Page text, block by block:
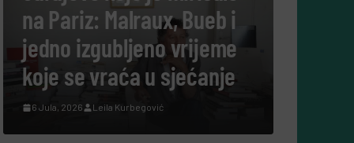
Bueb i
vrijeme
u sjećanje
danas govore ljudi
cijeli život posvetili
nauci?